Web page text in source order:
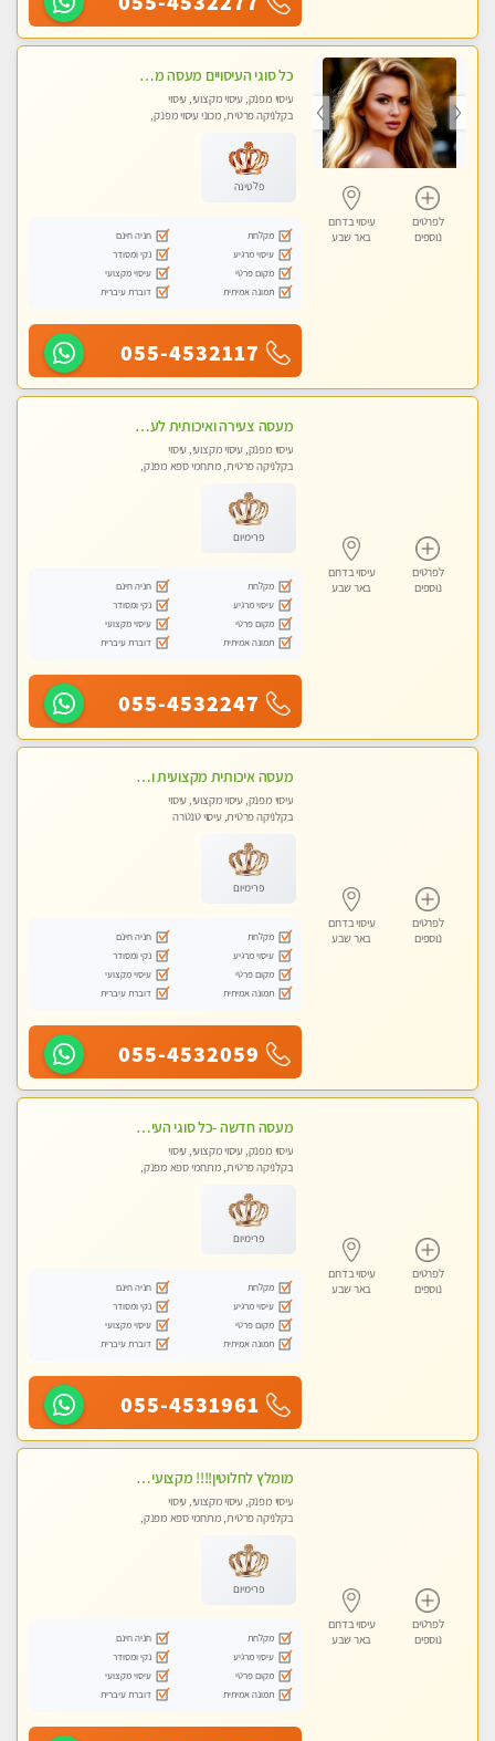
לפרטים
נוספים
עיסוי בדרום
באר שבע
כל סוגי העיסויים מעסה מקצועית ואיכותית פרטי!!!חדש חדש בבאר שבע
עיסוי מפנק, עיסוי מקצועי, עיסוי
בקלניקה פרטית, מכוני עיסוי מפנק,
פלטינה
מקלחת
חניה חינם
עיסוי מרגיע
נקי ומסודר
מקום פרטי
עיסוי מקצועי
תמונה אמיתית
דוברת עיברית
055-4532117
לפרטים
נוספים
עיסוי בדרום
באר שבע
מעסה צעירה ואיכותית לעיסוי מקצועי מרגיע ומפנק VIP-מומלץ לחלוטין! פרטי! ​​​​​​ Highly recommended
עיסוי מפנק, עיסוי מקצועי, עיסוי
בקלניקה פרטית, מתחמי ספא מפנק,
פרימיום
מקלחת
חניה חינם
עיסוי מרגיע
נקי ומסודר
מקום פרטי
עיסוי מקצועי
תמונה אמיתית
דוברת עיברית
055-4532247
לפרטים
נוספים
עיסוי בדרום
באר שבע
מעסה איכותית מקצועית ומפנקת מאוד בבאר שבע
עיסוי מפנק, עיסוי מקצועי, עיסוי
בקלניקה פרטית, עיסוי טנטרה
פרימיום
מקלחת
חניה חינם
עיסוי מרגיע
נקי ומסודר
מקום פרטי
עיסוי מקצועי
תמונה אמיתית
דוברת עיברית
055-4532059
לפרטים
נוספים
עיסוי בדרום
באר שבע
מעסה חדשה -כל סוגי העיסויים מעסה מקצועית ואיכותית פרטי!!!מומלץ לחלוטין!!
עיסוי מפנק, עיסוי מקצועי, עיסוי
בקלניקה פרטית, מתחמי ספא מפנק,
פרימיום
מקלחת
חניה חינם
עיסוי מרגיע
נקי ומסודר
מקום פרטי
עיסוי מקצועי
תמונה אמיתית
דוברת עיברית
055-4531961
לפרטים
נוספים
עיסוי בדרום
באר שבע
מומלץ לחלוטין!!!! מקצועי בבאר שבע מעסה מקצועית ואיכותית פרטי!!!
עיסוי מפנק, עיסוי מקצועי, עיסוי
בקלניקה פרטית, מתחמי ספא מפנק,
פרימיום
מקלחת
חניה חינם
עיסוי מרגיע
נקי ומסודר
מקום פרטי
עיסוי מקצועי
תמונה אמיתית
דוברת עיברית